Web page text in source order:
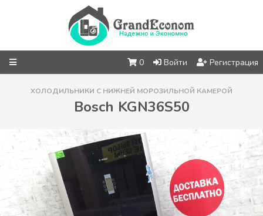
0 Войти Регистрация
ХОЛОДИЛЬНИКИ С НИЖНЕЙ МОРОЗИЛЬНОЙ КАМЕРОЙ
Bosch KGN36S50